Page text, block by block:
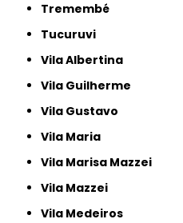
Tremembé
Tucuruvi
Vila Albertina
Vila Guilherme
Vila Gustavo
Vila Maria
Vila Marisa Mazzei
Vila Mazzei
Vila Medeiros